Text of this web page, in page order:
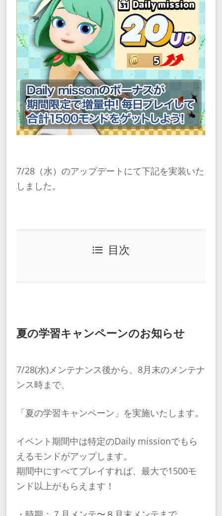
7/28（水）のアップデートにて下記を実装いた
しました。
目次
夏の学習キャンペーンのお知らせ
7/28(水)メンテナンス後から、8月末のメンテナ
ンス時まで、
「夏の学習キャンペーン」を実施いたします。
イベント期間中は特定のDaily missionでもら
えるモンドがアップします。
期間中にすべてプレイすれば、最大で1500モ
ンド以上がもらえます！